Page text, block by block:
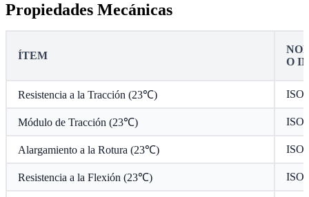
Propiedades Mecánicas
ÍTEM
O
Resistencia a la Tracción (23℃) ISO
Módulo de Tracción (23℃) ISO
Alargamiento a la Rotura (23℃) ISO
Resistencia a la Flexión (23℃) ISO